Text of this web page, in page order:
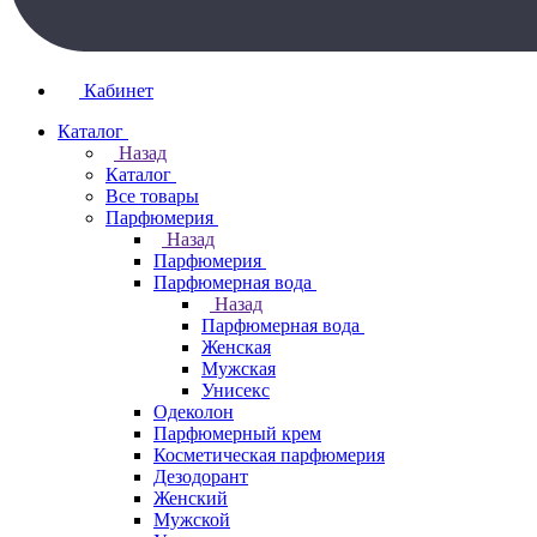
Кабинет
Каталог
Назад
Каталог
Все товары
Парфюмерия
Назад
Парфюмерия
Парфюмерная вода
Назад
Парфюмерная вода
Женская
Мужская
Унисекс
Одеколон
Парфюмерный крем
Косметическая парфюмерия
Дезодорант
Женский
Мужской